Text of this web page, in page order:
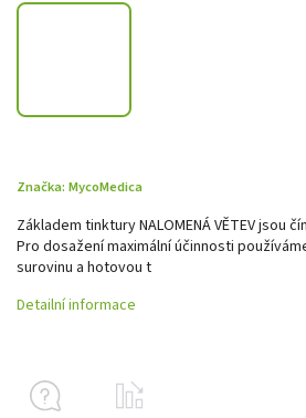
Značka: MycoMedica
Základem tinktury NALOMENÁ VĚTEV jsou
Pro dosažení maximální účinnosti
surovinu a hotovou t
Detailní informace